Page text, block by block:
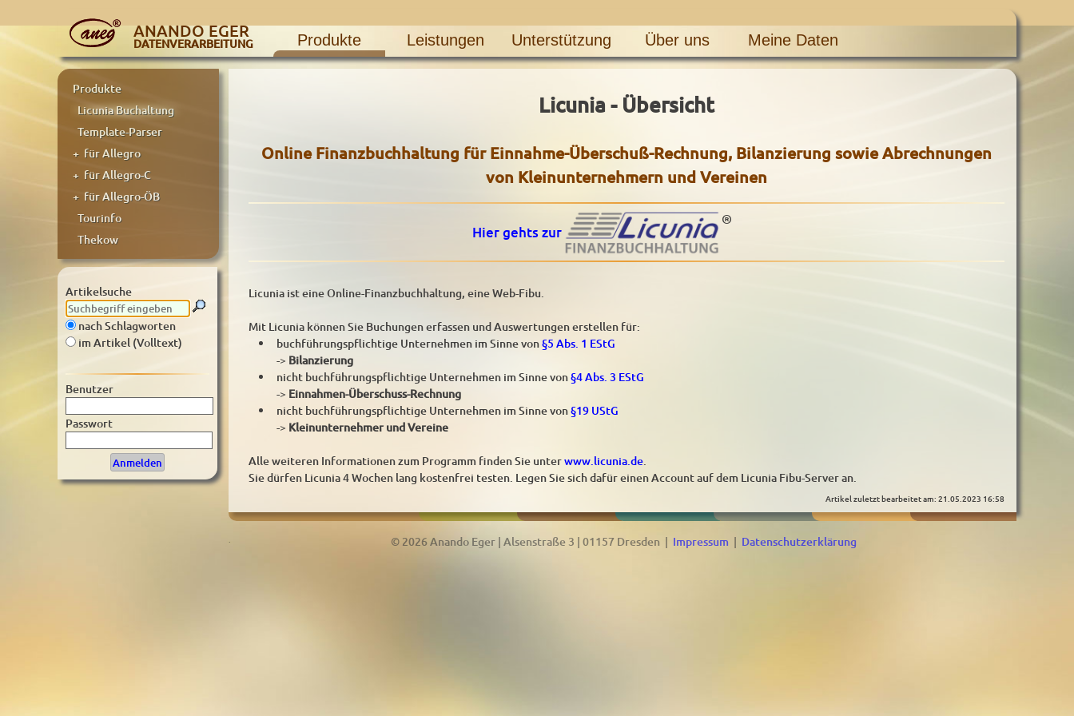
ANANDO EGER
DATENVERARBEITUNG Produkte Leistungen Unterstützung Über uns Meine Daten
Produkte
Licunia Buchaltung
Template-Parser
+ für Allegro
+ für Allegro-C
+ für Allegro-ÖB
Tourinfo
Thekow
Artikelsuche
nach Schlagworten
im Artikel (Volltext)
Benutzer
Passwort
Licunia - Übersicht
Online Finanzbuchhaltung für Einnahme-Überschuß-Rechnung, Bilanzierung sowie Abrechnungen
von Kleinunternehmern und Vereinen
Hier gehts zur
®
Licunia ist eine Online-Finanzbuchhaltung, eine Web-Fibu.
Mit Licunia können Sie Buchungen erfassen und Auswertungen erstellen für:
buchführungspflichtige Unternehmen im Sinne von§5 Abs. 1 EStG
-> Bilanzierung
nicht buchführungspflichtige Unternehmen im Sinne von§4 Abs. 3 EStG
-> Einnahmen-Überschuss-Rechnung
nicht buchführungspflichtige Unternehmen im Sinne von§19 UStG
-> Kleinunternehmer und Vereine
Alle weiteren Informationen zum Programm finden Sie unterwww.licunia.de.
Sie dürfen Licunia 4 Wochen lang kostenfrei testen. Legen Sie sich dafür einen Account auf dem Licunia Fibu-Server an.
Artikel zuletzt bearbeitet am: 21.05.2023 16:58
. © 2026 Anando Eger | Alsenstraße 3 | 01157 Dresden | Impressum | Datenschutzerklärung